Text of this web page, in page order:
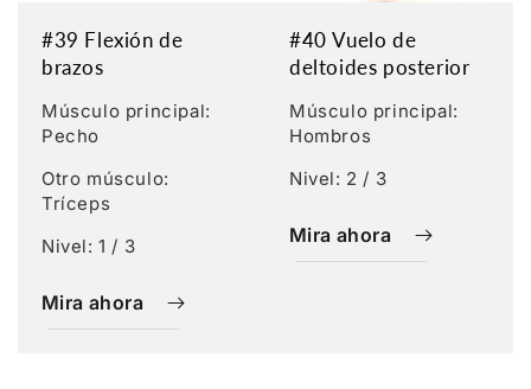
#39 Flexión de
brazos
Músculo principal:
Pecho
Otro músculo:
Tríceps
Nivel: 1 / 3
Mira ahora
#40 Vuelo de
deltoides posterior
Músculo principal:
Hombros
Nivel: 2 / 3
Mira ahora